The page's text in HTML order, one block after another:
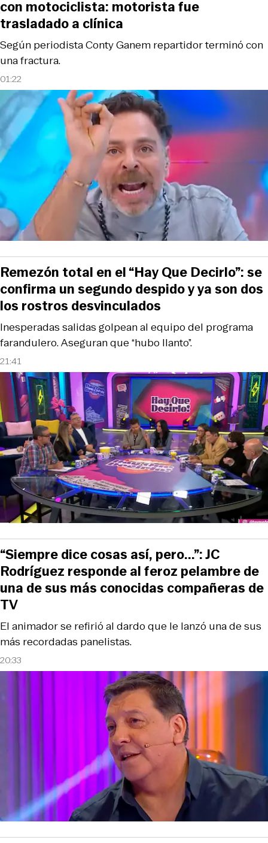
01:22
Según periodista Conty Ganem repartidor terminó con
una fractura.
con motociclista: motorista fue
trasladado a clínica
21:41
Inesperadas salidas golpean al equipo del programa
farandulero. Aseguran que “hubo llanto”.
Remezón total en el “Hay Que Decirlo”: se
confirma un segundo despido y ya son dos
los rostros desvinculados
20:33
El animador se refirió al dardo que le lanzó una de sus
más recordadas panelistas.
“Siempre dice cosas así, pero...”: JC
Rodríguez responde al feroz pelambre de
una de sus más conocidas compañeras de
TV